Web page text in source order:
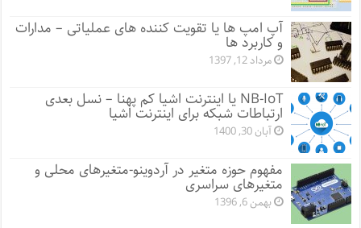
آپ امپ ها یا تقویت کننده های عملیاتی – مدارات
و کاربرد ها
مرداد 12, 1397
NB-IoT یا اینترنت اشیا کم پهنا – نسل بعدی
ارتباطات شبکه برای اینترنت اشیا
آبان 30, 1400
مفهوم حوزه متغیر در آردوینو-متغیرهای محلی و
متغیرهای سراسری
بهمن 6, 1396